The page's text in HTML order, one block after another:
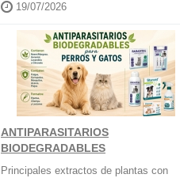
19/07/2026
ANTIPARASITARIOS
BIODEGRADABLES
Principales extractos de plantas con